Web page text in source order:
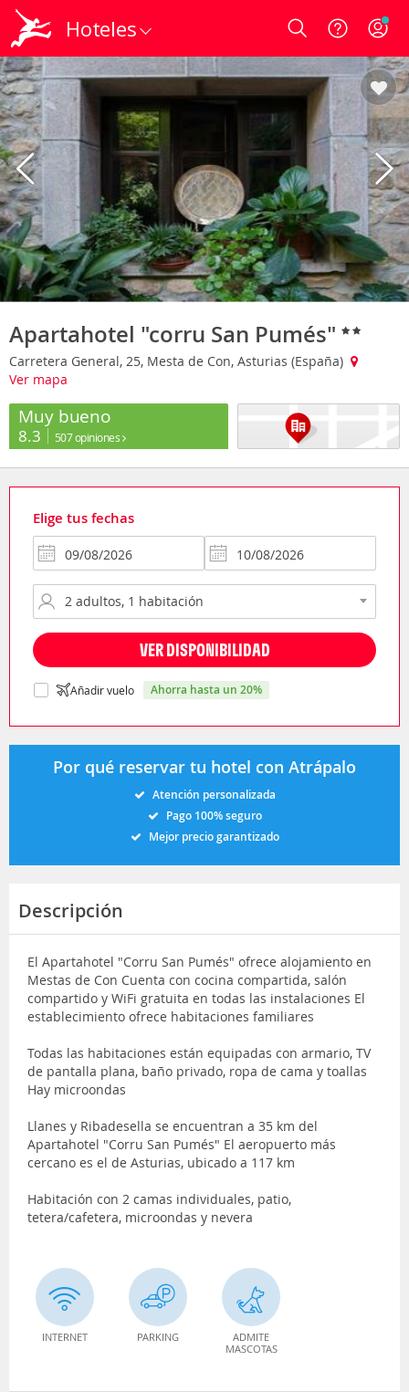
Hoteles Login
Apartahotel "corru San Pumés"
Carretera General, 25, Mesta de Con, Asturias (España)
Ver mapa
Muy bueno
8.3 507 opiniones
Elige tus fechas
VER DISPONIBILIDAD
Añadir vuelo ahorra hasta un 20%
Por qué reservar tu hotel con Atrápalo
Atención personalizada
Pago 100% seguro
Mejor precio garantizado
Descripción
El Apartahotel "Corru San Pumés" ofrece alojamiento en
Mestas de Con Cuenta con cocina compartida, salón
compartido y WiFi gratuita en todas las instalaciones El
establecimiento ofrece habitaciones familiares
Todas las habitaciones están equipadas con armario, TV
de pantalla plana, baño privado, ropa de cama y toallas
Hay microondas
Llanes y Ribadesella se encuentran a 35 km del
Apartahotel "Corru San Pumés" El aeropuerto más
cercano es el de Asturias, ubicado a 117 km
Habitación con 2 camas individuales, patio,
tetera/cafetera, microondas y nevera
INTERNET PARKING
ADMITE
MASCOTAS